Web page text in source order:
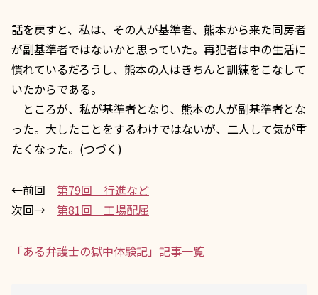
話を戻すと、私は、その人が基準者、熊本から来た同房者
が副基準者ではないかと思っていた。再犯者は中の生活に
慣れているだろうし、熊本の人はきちんと訓練をこなして
いたからである。
ところが、私が基準者となり、熊本の人が副基準者とな
った。大したことをするわけではないが、二人して気が重
たくなった。(つづく)
←前回 第79回 行進など
次回→ 第81回 工場配属
「ある弁護士の獄中体験記」記事一覧